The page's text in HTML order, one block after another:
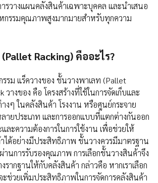
รวางแผนคลังสินค้าเฉพาะบุคคล และนำเสนอ
กรรมคุณภาพสูงมากมายสำหรับทุกความ
Racking) คืออะไร?
รม แร็ควางของ ชั้นวางพาเลท (Pallet
วางของ คือ โครงสร้างที่ใช้ในการจัดเก็บและ
งๆ ในคลังสินค้า โรงงาน หรือศูนย์กระจาย
ายประเภท และการออกแบบที่แตกต่างกันออก
ะความต้องการในการใช้งาน เพื่อช่วยให้
ได้อย่างมีประสิทธิภาพ ชั้นวางควรมีมาตรฐาน
นการรับรองคุณภาพ การเลือกชั้นวางสินค้าจึง
รากฐานให้กับคลังสินค้า กล่าวคือ หากเราเลือก
ช่วยเพิ่มประสิทธิภาพในการจัดการคลังสินค้า